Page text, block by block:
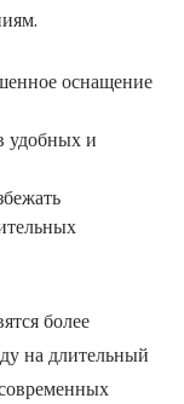
оснащение
удобных и
более
на длительный